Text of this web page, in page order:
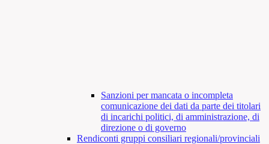
Sanzioni per mancata o incompleta
comunicazione dei dati da parte dei titolari
di incarichi politici, di amministrazione, di
direzione o di governo
Rendiconti gruppi consiliari regionali/provinciali